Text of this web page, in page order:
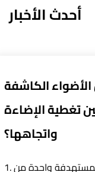
أحدث الأخبار